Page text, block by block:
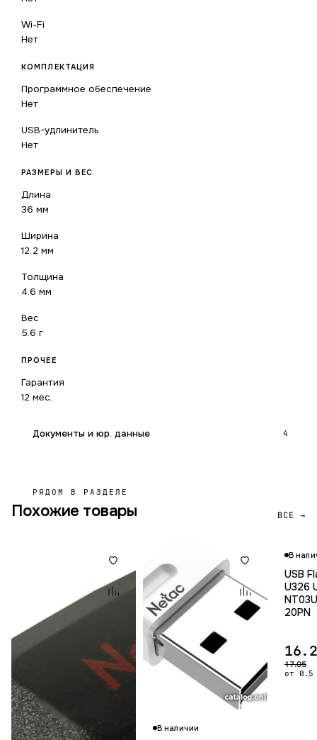
Wi-Fi
Нет
КОМПЛЕКТАЦИЯ
Программное обеспечение
Нет
USB-удлинитель
Нет
РАЗМЕРЫ И ВЕС
Длина
36 мм
Ширина
12.2 мм
Толщина
4.6 мм
Вес
5.6 г
ПРОЧЕЕ
Гарантия
12 мес.
Документы и юр. данные 4
РЯДОМ В РАЗДЕЛЕ
Похожие товары ВСЕ →
В наличии
В
USB
U326
20PN
17.05
от 0.5